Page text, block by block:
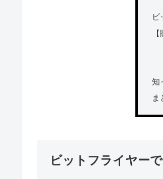
ビ
知
ま
ビットフライヤー